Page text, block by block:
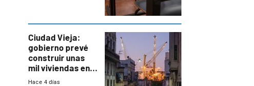
Ciudad Vieja:
gobierno prevé
construir unas
mil viviendas en
un plan de
Hace 4 días